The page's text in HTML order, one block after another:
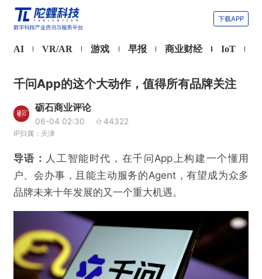
下载APP
AI VR/AR 游戏 早报 商业财经 IoT
千问App的这个大动作，值得所有品牌关注
砺石商业评论
06-04 02:30 44322
IP归属：天津
导语： 人工智能时代，在千问App上构建一个懂用
户、会办事，且能主动服务的Agent，有望成为众多
品牌未来十年发展的又一个重大机遇。